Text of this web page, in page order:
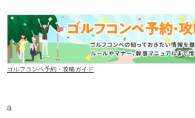
ゴルフコンペ予約・攻略ガイド
a